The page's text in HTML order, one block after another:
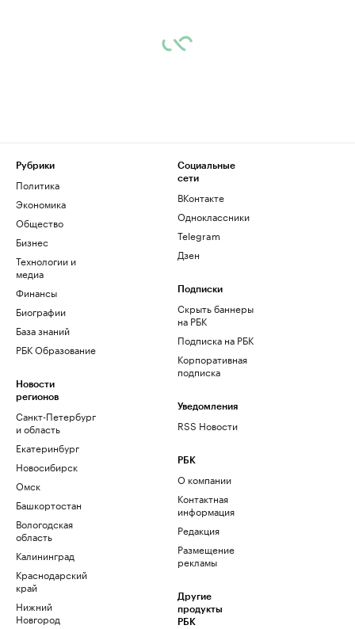
Рубрики
Политика
Экономика
Общество
Бизнес
Технологии и
медиа
Финансы
Биографии
База знаний
РБК Образование
Новости
регионов
Санкт-Петербург
и область
Екатеринбург
Новосибирск
Омск
Башкортостан
Вологодская
область
Калининград
Краснодарский
край
Нижний
Новгород
Социальные
сети
ВКонтакте
Одноклассники
Telegram
Дзен
Подписки
Скрыть баннеры
на РБК
Подписка на РБК
Корпоративная
подписка
Уведомления
RSS Новости
РБК
О компании
Контактная
информация
Редакция
Размещение
рекламы
Другие
продукты
РБК